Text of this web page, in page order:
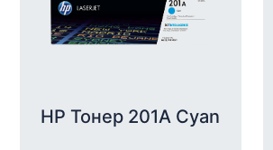
HP Тонер 201A Cyan